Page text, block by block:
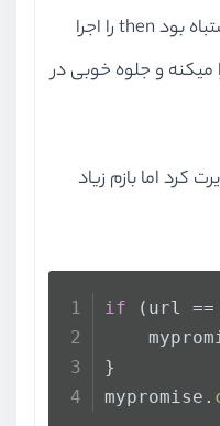
چیکار کنیم که وقتی مثلا url اشتباه بود then را اجرا
میکنه و جلوه خوبی در
اما بازم زیاد
if (url ==
}
mypromise.